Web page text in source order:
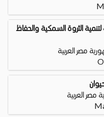
الثروة السمكية والحفاظ
مصر العربية
العربية